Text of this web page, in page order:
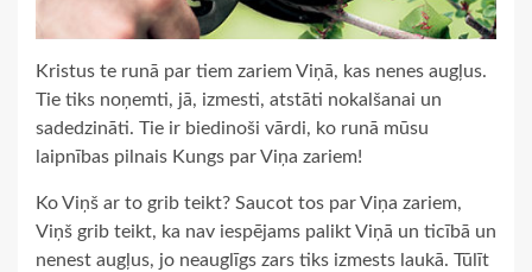
Kristus te runā par tiem zariem Viņā, kas nenes augļus.
Tie tiks noņemti, jā, izmesti, atstāti nokalšanai un
sadedzināti. Tie ir biedinoši vārdi, ko runā mūsu
laipnības pilnais Kungs par Viņa zariem!
Ko Viņš ar to grib teikt? Saucot tos par Viņa zariem,
Viņš grib teikt, ka nav iespējams palikt Viņā un ticībā un
nenest augļus, jo neauglīgs zars tiks izmests laukā. Tūlīt